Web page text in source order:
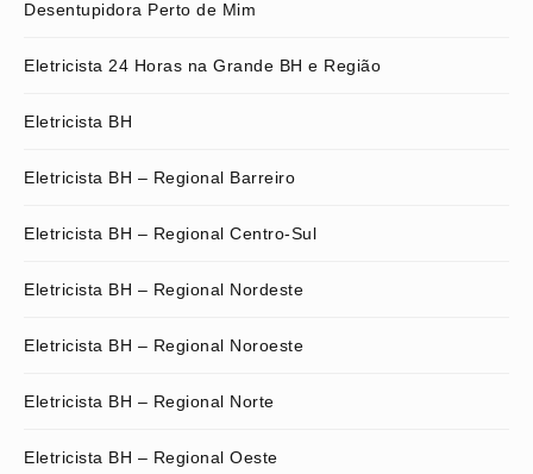
Desentupidora Perto de Mim
Eletricista 24 Horas na Grande BH e Região
Eletricista BH
Eletricista BH – Regional Barreiro
Eletricista BH – Regional Centro-Sul
Eletricista BH – Regional Nordeste
Eletricista BH – Regional Noroeste
Eletricista BH – Regional Norte
Eletricista BH – Regional Oeste